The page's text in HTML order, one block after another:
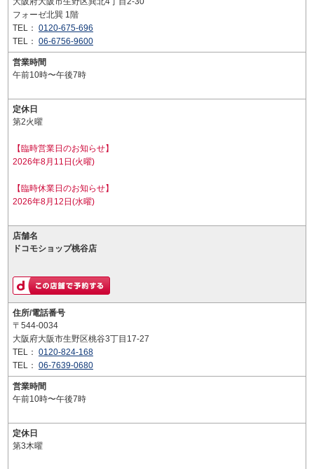
フォーゼ北巽 1階
TEL： 0120-675-696
TEL： 06-6756-9600
営業時間
午前10時〜午後7時
定休日
第2火曜
【臨時営業日のお知らせ】
2026年8月11日(火曜)
【臨時休業日のお知らせ】
2026年8月12日(水曜)
店舗名
ドコモショップ桃谷店
住所/電話番号
〒544-0034
大阪府大阪市生野区桃谷3丁目17-27
TEL： 0120-824-168
TEL： 06-7639-0680
営業時間
午前10時〜午後7時
定休日
第3木曜